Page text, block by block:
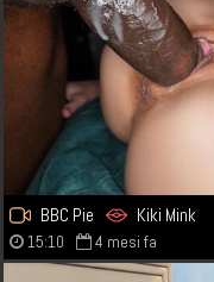
BBC Pie Kiki Mink
15:10 4 mesi fa